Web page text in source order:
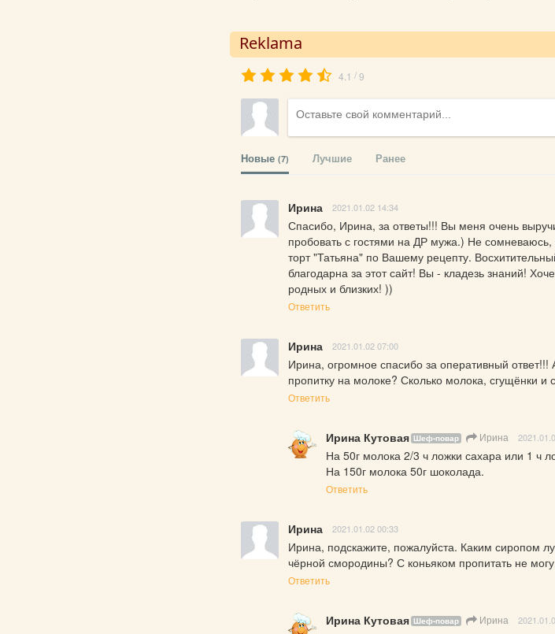
Reklama
4.1 /9
Новые (7) Лучшие Ранее
Ирина 2021.01.02 14:34
Спасибо, Ирина, за ответы!!! Вы меня очень
пробовать с гостями на ДР мужа.) Не сомневаюсь,
торт "Татьяна" по Вашему рецепту.
благодарна за этот сайт! Вы - кладезь знаний!
родных и близких! ))
Ответить
Ирина 2021.01.02 07:00
Ирина, огромное спасибо за оперативный
пропитку на молоке? Сколько молока, сгущёнки и
Ответить
Ирина Кутовая Шеф-повар Ирина
На 50г молока 2/3 ч ложки сахара или 1 ч
На 150г молока 50г шоколада.
Ответить
Ирина 2021.01.02 00:33
Ирина, подскажите, пожалуйста. Каким сиропом
чёрной смородины? С коньяком пропитать не
Ответить
Ирина Кутовая Шеф-повар Ирина